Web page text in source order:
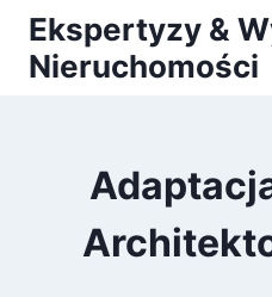
Przejdź
treści
Ekspertyzy &
Nieruchomości